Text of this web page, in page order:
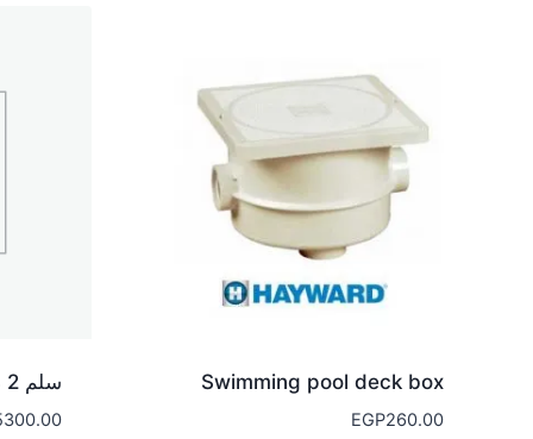
Swimming pool deck box
EGP260.00
سلم 2 درجة